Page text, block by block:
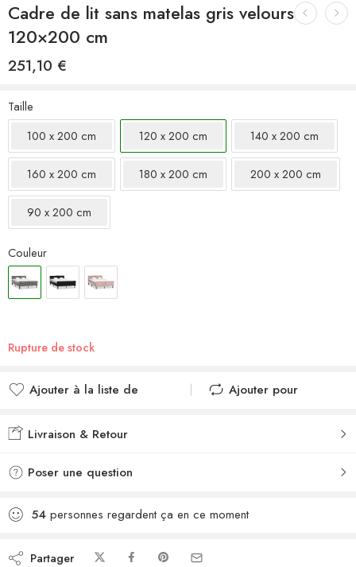
Cadre de lit sans matelas gris velours
120×200 cm
251,10 €
Taille
100 x 200 cm
120 x 200 cm 140 x 200 cm
160 x 200 cm 180 x 200 cm 200 x 200 cm
90 x 200 cm
Couleur
Rupture de stock
Ajouter à la liste de
Ajouté à la liste de
Ajouter pour
Livraison & Retour
Poser une question
54 personnes regardent ça en ce moment
Partager